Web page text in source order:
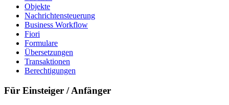
Objekte
Nachrichtensteuerung
Business Workflow
Fiori
Formulare
Übersetzungen
Transaktionen
Berechtigungen
Für Einsteiger / Anfänger